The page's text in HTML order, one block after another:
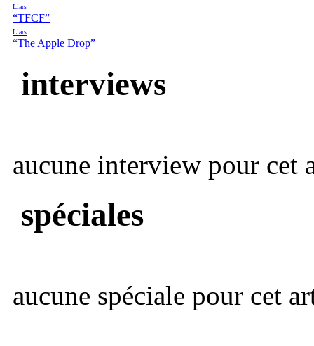
Liars
“TFCF”
Liars
“The Apple Drop”
interviews
aucune interview pour cet
spéciales
aucune spéciale pour cet